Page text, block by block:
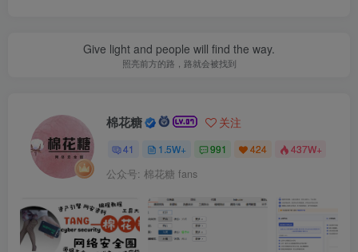
Give light and people will find the way.
照亮前方的路，路就会被找到
棉花糖 关注
41 1.5W+ 991 424 437W+
公众号: 棉花糖 fans